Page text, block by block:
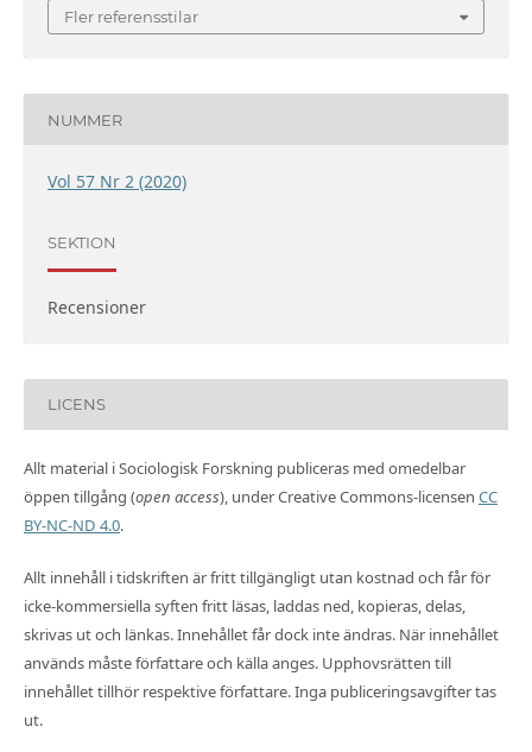
Fler referensstilar
NUMMER
Vol 57 Nr 2 (2020)
SEKTION
Recensioner
LICENS
Allt material i Sociologisk Forskning publiceras med omedelbar
öppen tillgång (open access), under Creative Commons-licensen CC
BY-NC-ND 4.0.
Allt innehåll i tidskriften är fritt tillgängligt utan kostnad och får för
icke-kommersiella syften fritt läsas, laddas ned, kopieras, delas,
skrivas ut och länkas. Innehållet får dock inte ändras. När innehållet
används måste författare och källa anges. Upphovsrätten till
innehållet tillhör respektive författare. Inga publiceringsavgifter tas
ut.